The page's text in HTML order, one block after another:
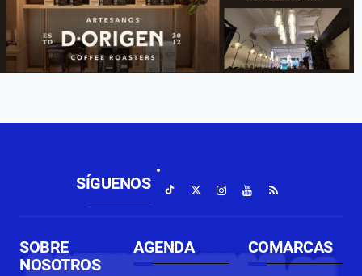
SÍGUENOS
SOBRE
NOSOTROS
AGENDA COMARCAS